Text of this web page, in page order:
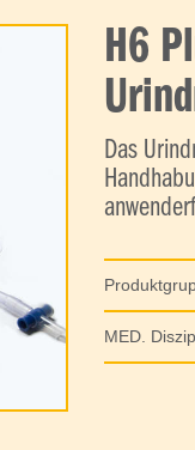
H6
Das
MED.